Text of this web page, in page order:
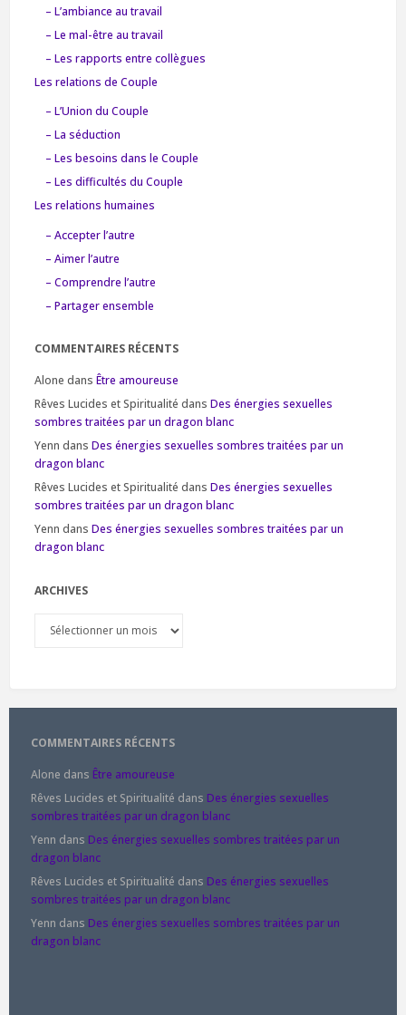
– L’ambiance au travail
– Le mal-être au travail
– Les rapports entre collègues
Les relations de Couple
– L’Union du Couple
– La séduction
– Les besoins dans le Couple
– Les difficultés du Couple
Les relations humaines
– Accepter l’autre
– Aimer l’autre
– Comprendre l’autre
– Partager ensemble
COMMENTAIRES RÉCENTS
Alone dans Être amoureuse
Rêves Lucides et Spiritualité dans Des énergies sexuelles
sombres traitées par un dragon blanc
Yenn dans Des énergies sexuelles sombres traitées par un
dragon blanc
Rêves Lucides et Spiritualité dans Des énergies sexuelles
sombres traitées par un dragon blanc
Yenn dans Des énergies sexuelles sombres traitées par un
dragon blanc
ARCHIVES
COMMENTAIRES RÉCENTS
Alone dans Être amoureuse
Rêves Lucides et Spiritualité dans Des énergies sexuelles
sombres traitées par un dragon blanc
Yenn dans Des énergies sexuelles sombres traitées par un
dragon blanc
Rêves Lucides et Spiritualité dans Des énergies sexuelles
sombres traitées par un dragon blanc
Yenn dans Des énergies sexuelles sombres traitées par un
dragon blanc